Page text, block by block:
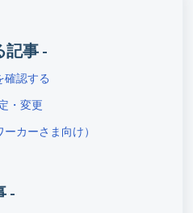
記事 -
確認する
・変更
カーさま向け）
-